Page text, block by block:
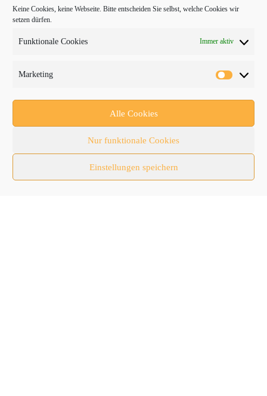
Keine Cookies, keine Webseite. Bitte entscheiden Sie selbst, welche Cookies wir
setzen dürfen.
Funktionale Cookies Immer aktiv
Marketing
Alle Cookies
Nur funktionale Cookies
Einstellungen speichern
Baumaschinen
Fachmessen
Nutzfahrzeuge
RATL 2025 | RecyclingAKTIV & TiefbauLIVE